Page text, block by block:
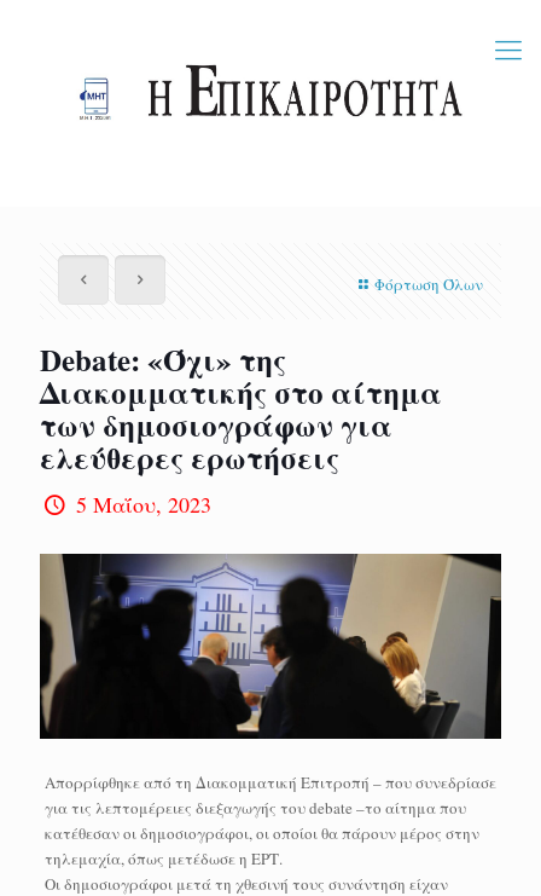
Φόρτωση Όλων
Debate: «Όχι» της
Διακομματικής στο αίτημα
των δημοσιογράφων για
ελεύθερες ερωτήσεις
5 Μαΐου, 2023
Απορρίφθηκε από τη Διακομματική Επιτροπή – που συνεδρίασε
για τις λεπτομέρειες διεξαγωγής του debate –το αίτημα που
κατέθεσαν οι δημοσιογράφοι, οι οποίοι θα πάρουν μέρος στην
τηλεμαχία, όπως μετέδωσε η ΕΡΤ.
Οι δημοσιογράφοι μετά τη χθεσινή τους συνάντηση είχαν